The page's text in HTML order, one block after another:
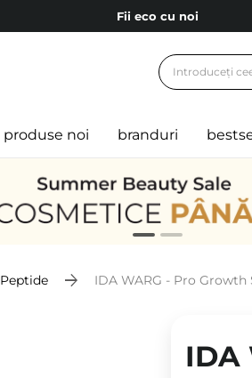
Fii eco cu noi
Livrare mai ieftină pentru comenzile de
produse noi branduri
Peptide IDA WARG - Pro
IDA